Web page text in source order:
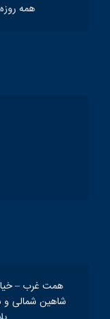
همه روزه از ساعت
شاهین شمالی و